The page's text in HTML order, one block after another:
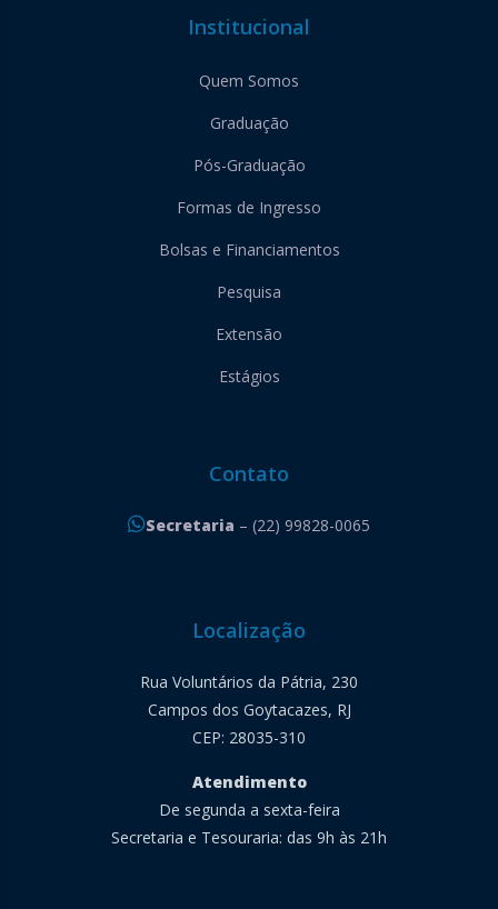
Institucional
Quem Somos
Graduação
Pós-Graduação
Formas de Ingresso
Bolsas e Financiamentos
Pesquisa
Extensão
Estágios
Contato
Secretaria – (22) 99828-0065
Localização
Rua Voluntários da Pátria, 230
Campos dos Goytacazes, RJ
CEP: 28035-310
Atendimento
De segunda a sexta-feira
Secretaria e Tesouraria: das 9h às 21h